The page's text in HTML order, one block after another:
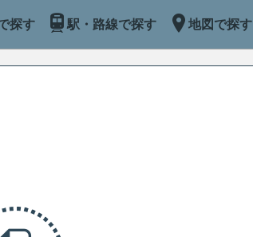
探す 駅・路線で探す 地図で探す